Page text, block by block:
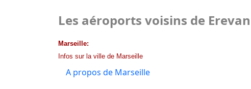
Les aéroports voisins de Erevan
Marseille:
Infos sur la ville de Marseille
A propos de Marseille